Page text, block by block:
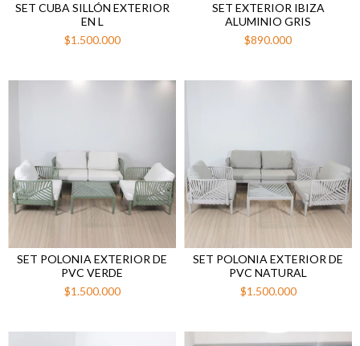
SET CUBA SILLÓN EXTERIOR
EN L
$1.500.000
SET EXTERIOR IBIZA
ALUMINIO GRIS
$890.000
SET POLONIA EXTERIOR DE
PVC VERDE
$1.500.000
SET POLONIA EXTERIOR DE
PVC NATURAL
$1.500.000